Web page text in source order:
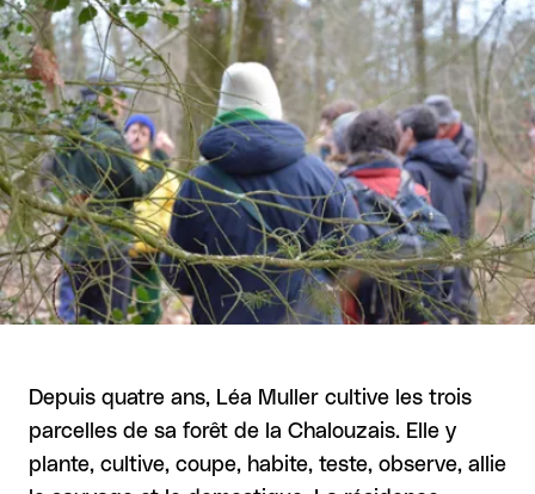
Depuis quatre ans, Léa Muller cultive les trois
parcelles de sa forêt de la Chalouzais. Elle y
plante, cultive, coupe, habite, teste, observe, allie